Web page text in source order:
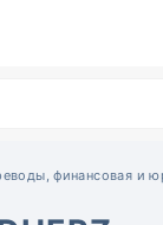
финансовая и